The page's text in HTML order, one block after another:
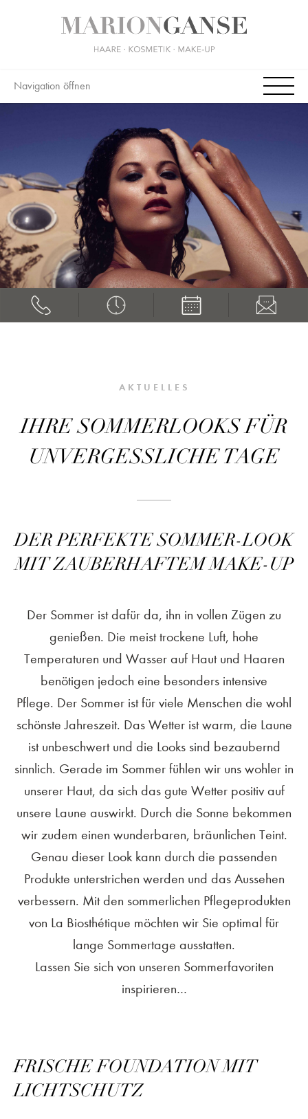
Navigation öffnen
AKTUELLES
IHRE SOMMERLOOKS FÜR
UNVERGESSLICHE TAGE
DER PERFEKTE SOMMER-LOOK
MIT ZAUBERHAFTEM MAKE-UP
Der Sommer ist dafür da, ihn in vollen Zügen zu
genießen. Die meist trockene Luft, hohe
Temperaturen und Wasser auf Haut und Haaren
benötigen jedoch eine besonders intensive
Pflege. Der Sommer ist für viele Menschen die wohl
schönste Jahreszeit. Das Wetter ist warm, die Laune
ist unbeschwert und die Looks sind bezaubernd
sinnlich. Gerade im Sommer fühlen wir uns wohler in
unserer Haut, da sich das gute Wetter positiv auf
unsere Laune auswirkt. Durch die Sonne bekommen
wir zudem einen wunderbaren, bräunlichen Teint.
Genau dieser Look kann durch die passenden
Produkte unterstrichen werden und das Aussehen
verbessern. Mit den sommerlichen Pflegeprodukten
von La Biosthétique möchten wir Sie optimal für
lange Sommertage ausstatten.
Lassen Sie sich von unseren Sommerfavoriten
inspirieren…
FRISCHE FOUNDATION MIT
LICHTSCHUTZ